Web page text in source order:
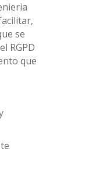
se
RGPD
que